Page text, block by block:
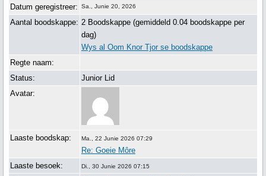
Datum geregistreer:
Sa., Junie 20, 2026
Aantal boodskappe: 2 Boodskappe (gemiddeld 0.04 boodskappe per
dag)
Wys al Oom Knor Tjor se boodskappe
Regte naam:
Status:
Junior Lid
Avatar:
Laaste boodskap: Ma., 22 Junie 2026 07:29
Re: Goeie Môre
Laaste besoek:
Di., 30 Junie 2026 07:15